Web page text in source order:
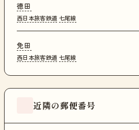
徳田
西日本旅客鉄道 七尾線
免田
西日本旅客鉄道 七尾線
近隣の郵便番号